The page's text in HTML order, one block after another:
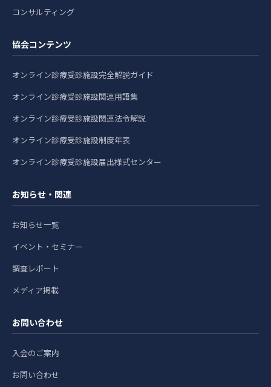
コンサルティング
協会コンテンツ
オンライン診療受診施設完全解説ガイド
オンライン診療受診施設関連用語集
オンライン診療受診施設関連法令解説
オンライン診療受診施設制度年表
オンライン診療受診施設届出様式センター
お知らせ・関連
お知らせ一覧
イベント・セミナー
調査レポート
メディア掲載
お問い合わせ
入会のご案内
お問い合わせ